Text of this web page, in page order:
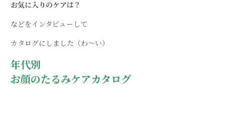
お気に入りのケアは？
などをインタビューして
カタログにしました（わ〜い）
年代別
お顔のたるみケアカタログ